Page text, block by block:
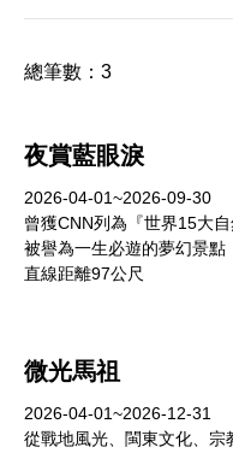
總筆數： 3
夜賞藍眼淚
2026-04-01~2026-09-30
曾獲CNN列為『世界15大
被譽為一生必遊的夢幻景點
直線距離97公尺
微光馬祖
2026-04-01~2026-12-31
從戰地風光、閩東文化、宗